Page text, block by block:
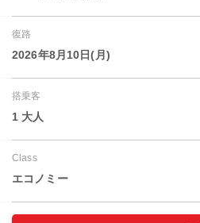
復路
2026年8月10日(月)
搭乗客
1 大人
Class
エコノミー